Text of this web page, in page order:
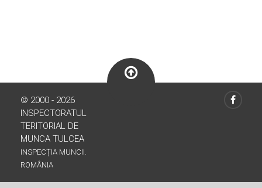
© 2000 - 2026
INSPECTORATUL
TERITORIAL DE
MUNCA TULCEA
INSPECȚIA MUNCII.
ROMÂNIA